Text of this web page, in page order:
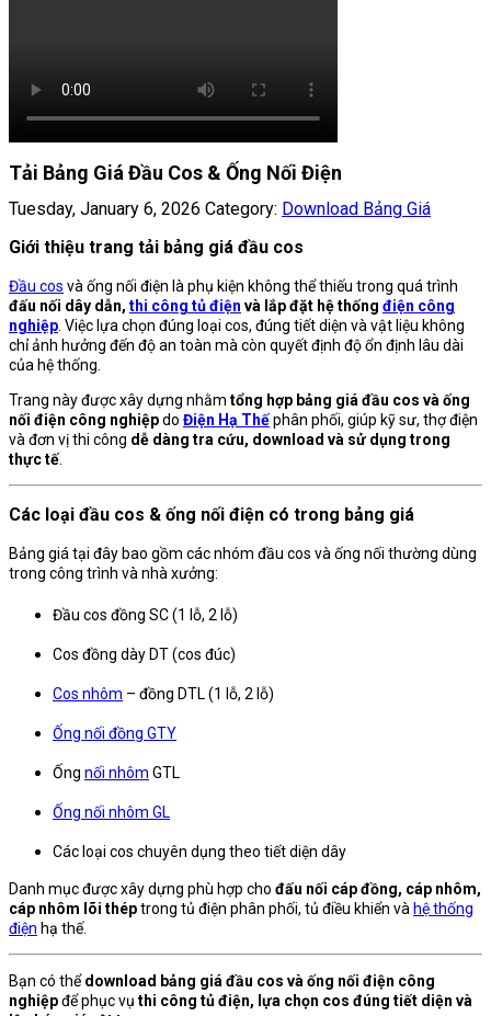
Tải Bảng Giá Đầu Cos & Ống Nối Điện
Tuesday, January 6, 2026 Category: Download Bảng Giá
Giới thiệu trang tải bảng giá đầu cos
Đầu cos và ống nối điện là phụ kiện không thể thiếu trong quá trình
đấu nối dây dẫn, thi công tủ điện và lắp đặt hệ thống điện công
nghiệp . Việc lựa chọn đúng loại cos, đúng tiết diện và vật liệu không
chỉ ảnh hưởng đến độ an toàn mà còn quyết định độ ổn định lâu dài
của hệ thống.
Trang này được xây dựng nhằm tổng hợp bảng giá đầu cos và ống
nối điện công nghiệpdo Điện Hạ Thếphân phối, giúp kỹ sư, thợ điện
và đơn vị thi công dễ dàng tra cứu, download và sử dụng trong
thực tế
Các loại đầu cos & ống nối điện có trong bảng giá
Bảng giá tại đây bao gồm các nhóm đầu cos và ống nối thường dùng
trong công trình và nhà xưởng:
Đầu cos đồng SC (1 lỗ, 2 lỗ)
Cos đồng dày DT (cos đúc)
Cos nhôm – đồng DTL (1 lỗ, 2 lỗ)
Ống nối đồng GTY
Ống nối nhôm GTL
Ống nối nhôm GL
Các loại cos chuyên dụng theo tiết diện dây
Danh mục được xây dựng phù hợp cho đấu nối cáp đồng, cáp nhôm,
cáp nhôm lõi théptrong tủ điện phân phối, tủ điều khiển và hệ thống
điện hạ thế.
Bạn có thểdownload bảng giá đầu cos và ống nối điện công
nghiệpđể phục vụ thi công tủ điện, lựa chọn cos đúng tiết diện và